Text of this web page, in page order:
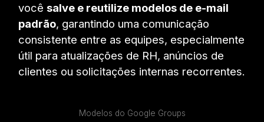
vocêsalve e reutilize modelos de e-mail
padrão, garantindo uma comunicação
consistente entre as equipes, especialmente
útil para atualizações de RH, anúncios de
clientes ou solicitações internas recorrentes.
Modelos do Google Groups